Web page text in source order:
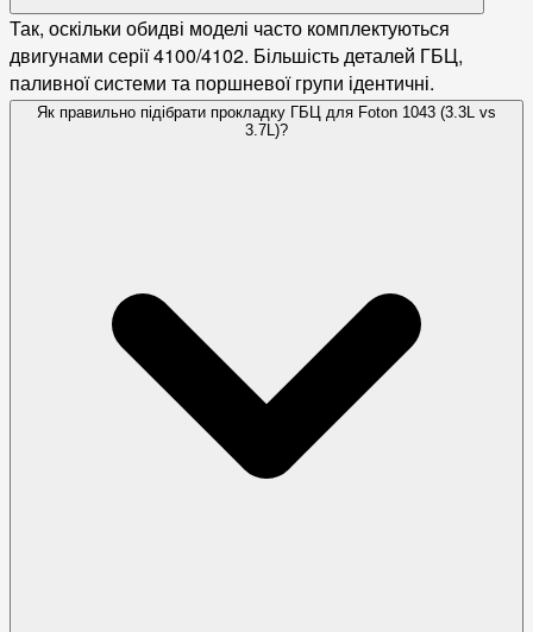
Так, оскільки обидві моделі часто комплектуються
двигунами серії 4100/4102. Більшість деталей ГБЦ,
паливної системи та поршневої групи ідентичні.
Як правильно підібрати прокладку ГБЦ для Foton 1043 (3.3L vs
3.7L)?